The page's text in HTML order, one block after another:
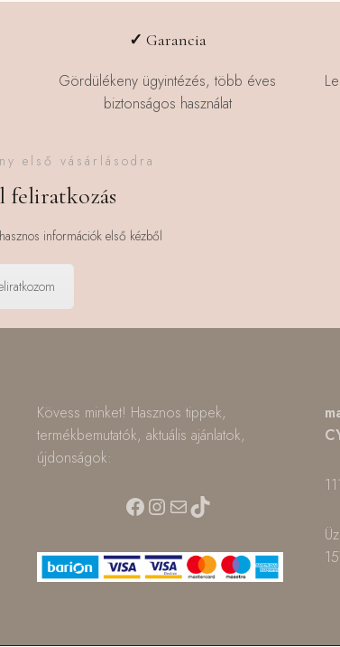
✓ Garancia
Gördülékeny ügyintézés, több éves
biztonságos használat
első vásárlásodra
feliratkozás
információk első kézből
Kövess minket! Hasznos tippek,
termékbemutatók, aktuális ajánlatok,
újdonságok:
Facebook
Instagram
MailTikTok